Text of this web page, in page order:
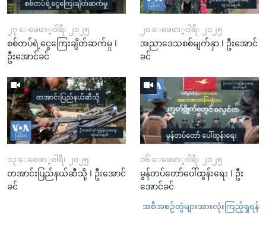
၂၇ ေဖေဖာ္၀ါရီ၊ ၂၀၂၅
စစ်တပ်ရဲ့ငွေကြေးချိတ်ဆက်မှု I
ဦးအောင်ခင်
၂၀ ေဖေဖာ္၀ါရီ၊ ၂၀၂၅
အညာဒေသစစ်မျက်နှာ I ဦးအောင်
ခင်
၁၃ ေဖေဖာ္၀ါရီ၊ ၂၀၂၅
တအာင်းပြည်နယ်ဆီသို့ I ဦးအောင်
ခင်
၀၆ ေဖေဖာ္၀ါရီ၊ ၂၀၂၅
မွန်တပ်တော်ပေါ်ထွန်းရေး I ဦး
အောင်ခင်
အစီအစဉ်တွဲများအားလုံးကြည့်ရှုရန်